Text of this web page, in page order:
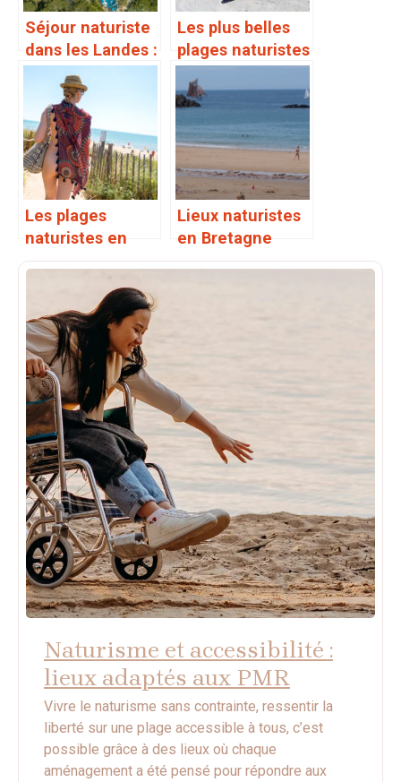
Séjour naturiste
dans les Landes :
campings et
plages
Les plus belles
plages naturistes
du Sud de la
France
Les plages
naturistes en
Occitanie
Lieux naturistes
en Bretagne
Naturisme et accessibilité :
lieux adaptés aux PMR
Vivre le naturisme sans contrainte, ressentir la
liberté sur une plage accessible à tous, c’est
possible grâce à des lieux où chaque
aménagement a été pensé pour répondre aux